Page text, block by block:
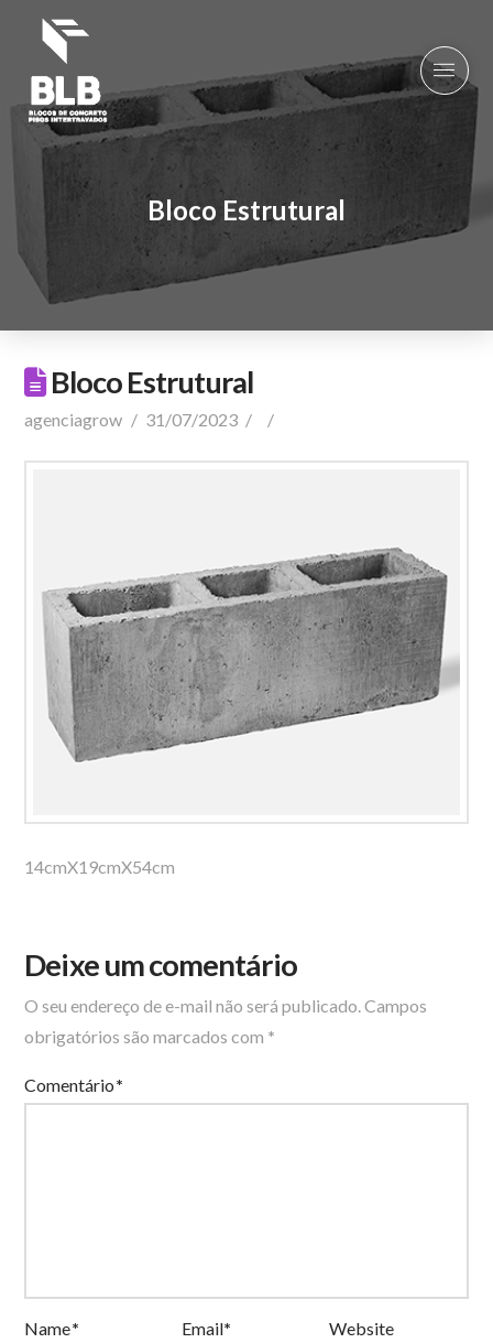
Bloco Estrutural
Bloco Estrutural
agenciagrow 31/07/2023
14cmX19cmX54cm
Deixe um comentário
O seu endereço de e-mail não será publicado. Campos
obrigatórios são marcados com *
Comentário*
Name* Email* Website